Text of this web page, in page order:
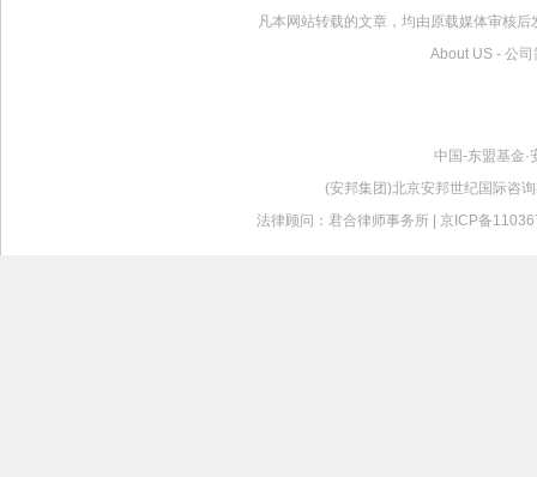
凡本网站转载的文章，均由原载媒体审核
About US - 公司
中国-东盟基金·
(安邦集团)北京安邦世纪国际咨
法律顾问：君合律师事务所 | 京ICP备